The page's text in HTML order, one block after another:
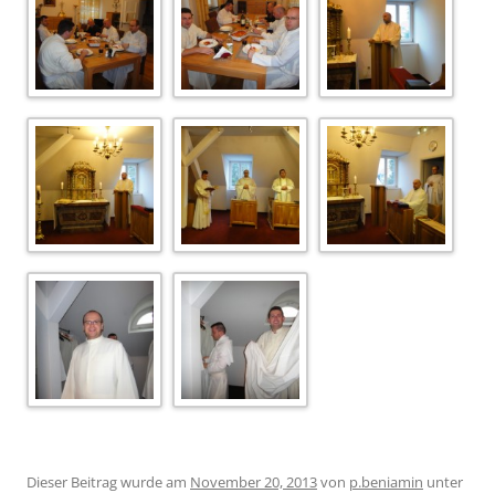
Dieser Beitrag wurde am November 20, 2013von p.beniamin unter